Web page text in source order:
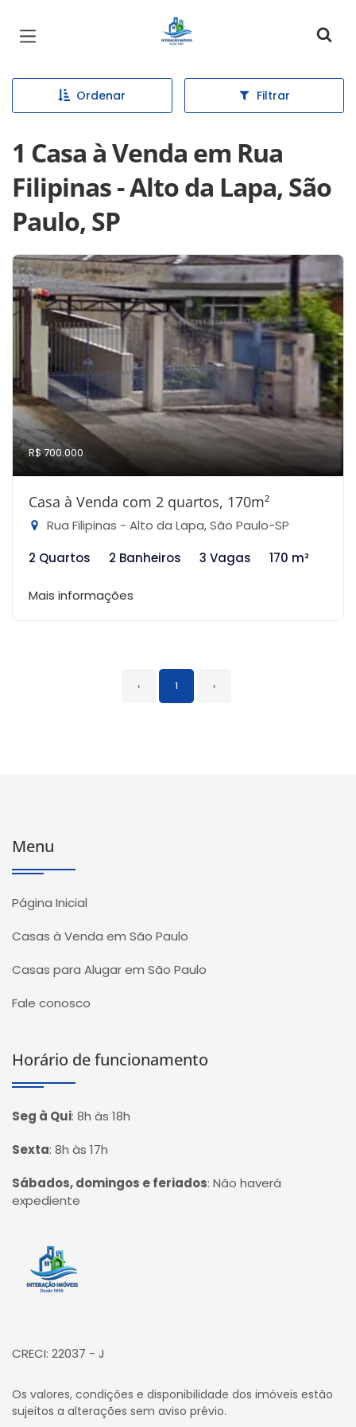
Página inicial
Ordenar Filtrar
1 Casa à Venda em Rua
Filipinas - Alto da Lapa, São
Paulo, SP
R$ 700.000
Casa à Venda com 2 quartos, 170m²
Rua Filipinas - Alto da Lapa, São Paulo-SP
2 Quartos
2 Banheiros 3 Vagas 170 m²
Mais informações
‹ 1 ›
Menu
Página Inicial
Casas à Venda em São Paulo
Casas para Alugar em São Paulo
Fale conosco
Horário de funcionamento
Seg à Qui: 8h às 18h
Sexta: 8h às 17h
Sábados, domingos e feriados: Não haverá
expediente
Página inicial
CRECI: 22037 - J
Os valores, condições e disponibilidade dos imóveis estão
sujeitos a alterações sem aviso prévio.